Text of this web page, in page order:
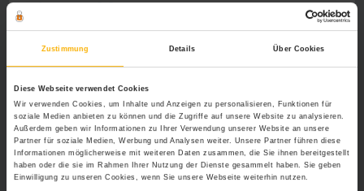
Zustimmung Details Über Cookies
Diese Webseite verwendet Cookies
Wir verwenden Cookies, um Inhalte und Anzeigen zu personalisieren, Funktionen für
soziale Medien anbieten zu können und die Zugriffe auf unsere Website zu analysieren.
Außerdem geben wir Informationen zu Ihrer Verwendung unserer Website an unsere
Partner für soziale Medien, Werbung und Analysen weiter. Unsere Partner führen diese
Informationen möglicherweise mit weiteren Daten zusammen, die Sie ihnen bereitgestellt
haben oder die sie im Rahmen Ihrer Nutzung der Dienste gesammelt haben. Sie geben
Einwilligung zu unseren Cookies, wenn Sie unsere Webseite weiterhin nutzen.
Die Bezahlung
und einen Job beim Zoll erhält, der darf sich über einen
hervorragenden Sozialleistungen und interessanten
beruflichen und Weiterbildungs-Perspektiven freuen. Die
Entlohnung erfolgt nach den Tarifbestimmungen für
Beamte und Tarifbeschäftigte des Bundes. Neben
großzügigen Urlaubsregelungengibt es weitere
Zusatzleistungenwie freiwillige Zahlungen in eine